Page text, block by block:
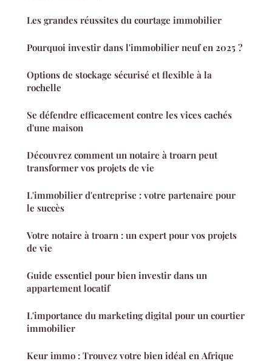
Les grandes réussites du courtage immobilier
Pourquoi investir dans l'immobilier neuf en 2025 ?
Options de stockage sécurisé et flexible à la
rochelle
Se défendre efficacement contre les vices cachés
d'une maison
Découvrez comment un notaire à troarn peut
transformer vos projets de vie
L'immobilier d'entreprise : votre partenaire pour
le succès
Votre notaire à troarn : un expert pour vos projets
de vie
Guide essentiel pour bien investir dans un
appartement locatif
L'importance du marketing digital pour un courtier
immobilier
Keur immo : Trouvez votre bien idéal en Afrique